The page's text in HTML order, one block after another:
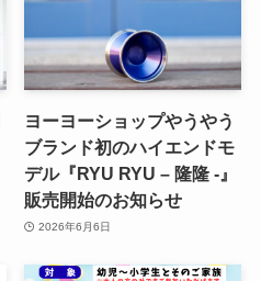
ヨーヨーショップやうやう
ブランド初のハイエンドモ
デル『RYU RYU – 隆隆 -』
販売開始のお知らせ
2026年6月6日